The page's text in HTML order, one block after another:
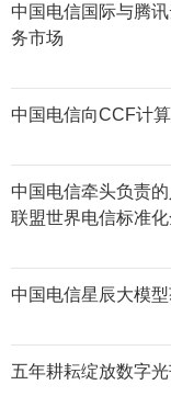
中国电信国际与腾
务市场
中国电信向CCF计
中国电信牵头负责
联盟世界电信标准
中国电信星辰大模
五年耕耘绽放数字光